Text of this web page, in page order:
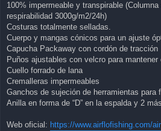
100% impermeable y transpirable
respirabilidad 3000g/m2/24h)
Costuras totalmente selladas.
Cuerpo y mangas cónicos para un ajuste
Capucha Packaway con cordón de tracción
Puños ajustables con velcro para mantener
Cuello forrado de lana
Cremalleras impermeables
Ganchos de sujeción de herramientas para
Anilla en forma de “D” en la espalda y 2
Web oficial: https://www.airflofishing.com/